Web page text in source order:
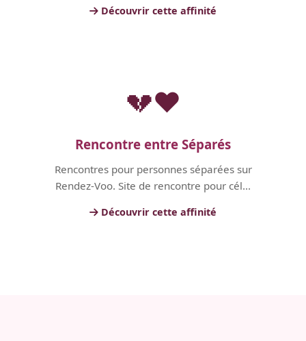
Découvrir cette affinité
💔❤️
Rencontre entre Séparés
Rencontres pour personnes séparées sur
Rendez-Voo. Site de rencontre pour cél...
Découvrir cette affinité